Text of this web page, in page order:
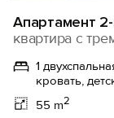
Апартамент
квартира с
1
кровать,
55 m2